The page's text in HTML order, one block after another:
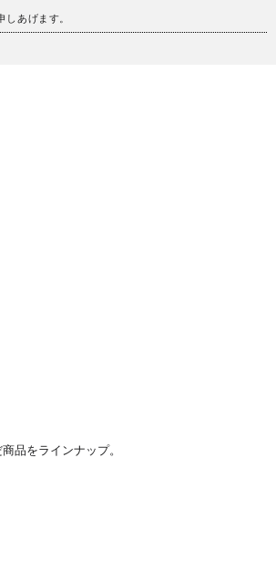
あげます。
品をラインナップ。